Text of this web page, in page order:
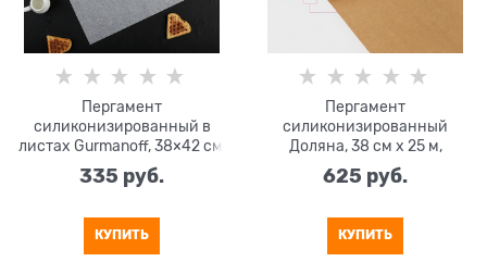
Пергамент
силиконизированный в
листах Gurmanoff, 38×42 см,
набор 5 штук
335 руб.
КУПИТЬ
Пергамент
силиконизированный
Доляна, 38 см х 25 м,
коричневый, жиростойкий
625 руб.
КУПИТЬ